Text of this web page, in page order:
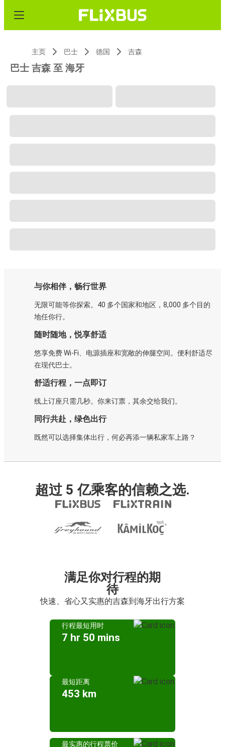
主页 巴士 德国 吉森
巴士 吉森 至 海牙
与你相伴，畅行世界
无限可能等你探索。40 多个国家和地区，8,000 多个目的
地任你行。
随时随地，悦享舒适
悠享免费 Wi-Fi、电源插座和宽敞的伸腿空间。便利舒适尽
在现代巴士。
舒适行程，一点即订
线上订座只需几秒。你来订票，其余交给我们。
同行共赴，绿色出行
既然可以选择集体出行，何必再添一辆私家车上路？
超过 5 亿乘客的信赖之选.
满足你对行程的期
待
快速、省心又实惠的吉森到海牙出行方案
行程最短用时
7 hr 50 mins
最短距离
453 km
最实惠的行程票价